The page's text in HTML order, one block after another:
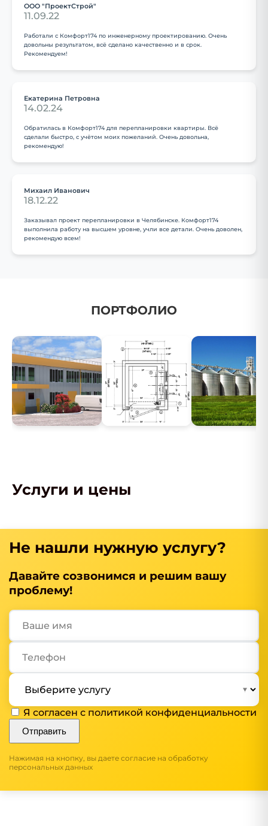
ООО "ПроектСтрой"
11.09.22
Работали с Комфорт174 по инженерному проектированию. Очень
довольны результатом, всё сделано качественно и в срок.
Рекомендуем!
Екатерина Петровна
14.02.24
Обратилась в Комфорт174 для перепланировки квартиры. Всё
сделали быстро, с учётом моих пожеланий. Очень довольна,
рекомендую!
Михаил Иванович
18.12.22
Заказывал проект перепланировки в Челябинске. Комфорт174
выполнила работу на высшем уровне, учли все детали. Очень доволен,
рекомендую всем!
ПОРТФОЛИО
Услуги и цены
Не нашли нужную услугу?
Давайте созвонимся и решим вашу
проблему!
Я согласен с политикой конфиденциальности
Отправить
Нажимая на кнопку, вы даете согласие на обработку
персональных данных